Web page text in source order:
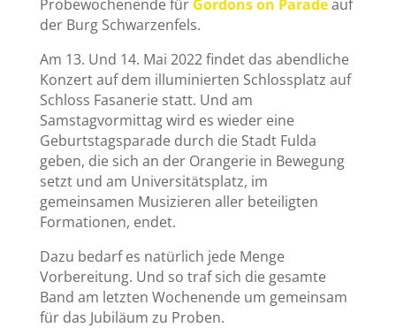
Probewochenende für Gordons on Paradeauf
der Burg Schwarzenfels.
Am 13. Und 14. Mai 2022 findet das abendliche
Konzert auf dem illuminierten Schlossplatz auf
Schloss Fasanerie statt. Und am
Samstagvormittag wird es wieder eine
Geburtstagsparade durch die Stadt Fulda
geben, die sich an der Orangerie in Bewegung
setzt und am Universitätsplatz, im
gemeinsamen Musizieren aller beteiligten
Formationen, endet.
Dazu bedarf es natürlich jede Menge
Vorbereitung. Und so traf sich die gesamte
Band am letzten Wochenende um gemeinsam
für das Jubiläum zu Proben.